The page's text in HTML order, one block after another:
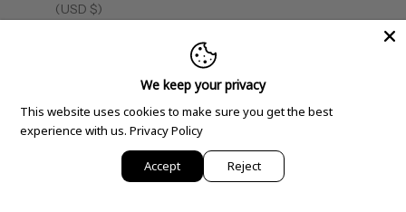
(USD $)
$)
We keep your privacy
This website uses cookies to make sure you get the best
experience with us. Privacy Policy
Accept Reject